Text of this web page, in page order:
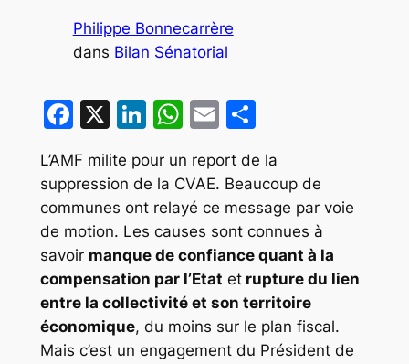
Philippe Bonnecarrère
dans Bilan Sénatorial
Facebook
X LinkedIn
WhatsApp
EmailPartager
L’AMF milite pour un report de la
suppression de la CVAE. Beaucoup de
communes ont relayé ce message par voie
de motion. Les causes sont connues à
savoir manque de confiance quant à la
compensation par l’Etat etrupture du lien
entre la collectivité et son territoire
économique, du moins sur le plan fiscal.
Mais c’est un engagement du Président de